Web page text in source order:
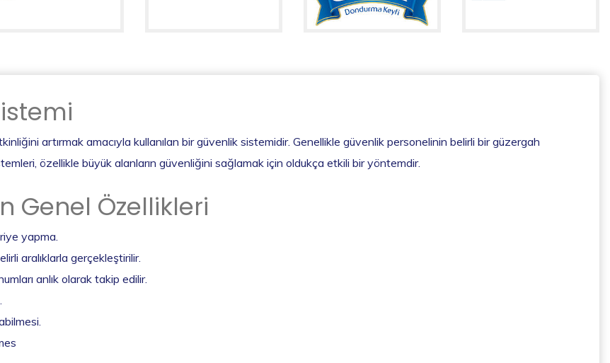
artırmak amacıyla kullanılan bir güvenlik sistemidir. Genellikle güvenlik personelinin belirli bir güzergah
özellikle büyük alanların güvenliğini sağlamak için oldukça etkili bir yöntemdir.
Genel Özellikleri
yapma.
aralıklarla gerçekleştirilir.
anlık olarak takip edilir.